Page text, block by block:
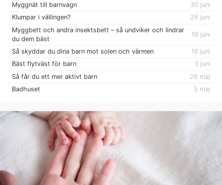
Myggnät till barnvagn
30 juni
Klumpar i vällingen?
26 juni
Myggbett och andra insektsbett – så undviker och lindrar
du dem bäst
19 juni
Så skyddar du dina barn mot solen och värmen
16 juni
Bäst flytväst för barn
3 juni
Så får du ett mer aktivt barn
26 maj
Badhuset
5 maj